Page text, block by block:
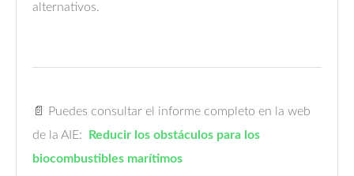
alternativos.
📄 Puedes consultar el informe completo en la web
de la AIE:
Reducir los obstáculos para los
biocombustibles marítimos